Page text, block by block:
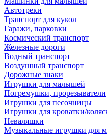
Автотреки
Транспорт для кукол
Гаражи, парковки
Космический транспорт
Железные дороги
Водный транспорт
Воздушный транспорт
Дорожные знаки
Игрушки для малышей
Погремушки, прорезыватели
Игрушки для песочницы
Игрушки для кроватки/
Неваляшки
Музыкальные игрушки для